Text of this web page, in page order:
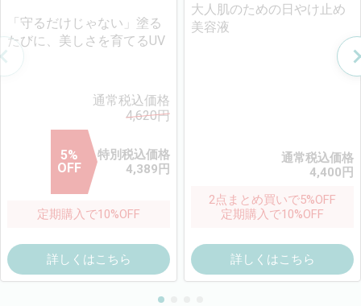
「守るだけじゃない」塗る
たびに、美しさを育てるUV
通常税込価格
4,620円
5%
OFF
特別税込価格
4,389 円
定期購入で10%OFF
詳しくはこちら
大人肌のための日やけ止め
美容液
通常税込価格
4,400 円
2点まとめ買いで5%OFF
定期購入で10%OFF
詳しくはこちら